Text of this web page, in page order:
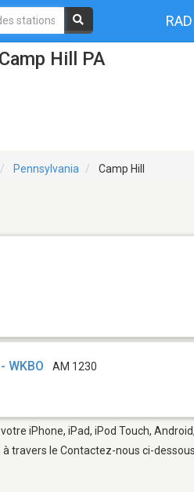
Hill PA
Pennsylvania Camp Hill
WKBO AM 1230
iPhone, iPad, iPod Touch,
travers le Contactez-nous ci-